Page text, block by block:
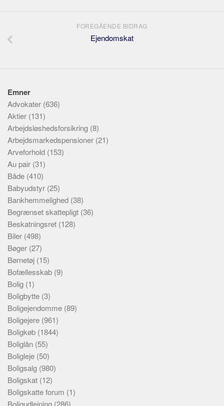
FOREGÅENDE BIDRAG
Ejendomskat
Emner
Advokater (636)
Aktier (131)
Arbejdsløshedsforsikring (8)
Arbejdsmarkedspensioner (21)
Arveforhold (153)
Au pair (31)
Både (410)
Babyudstyr (25)
Bankhemmelighed (38)
Begrænset skattepligt (36)
Beskatningsret (128)
Biler (498)
Bøger (27)
Børnetøj (15)
Bofællesskab (9)
Bolig (1)
Boligbytte (3)
Boligejendomme (89)
Boligejere (961)
Boligkøb (1844)
Boliglån (55)
Boligleje (50)
Boligsalg (980)
Boligskat (12)
Boligskatte forum (1)
Boligudlejning (286)